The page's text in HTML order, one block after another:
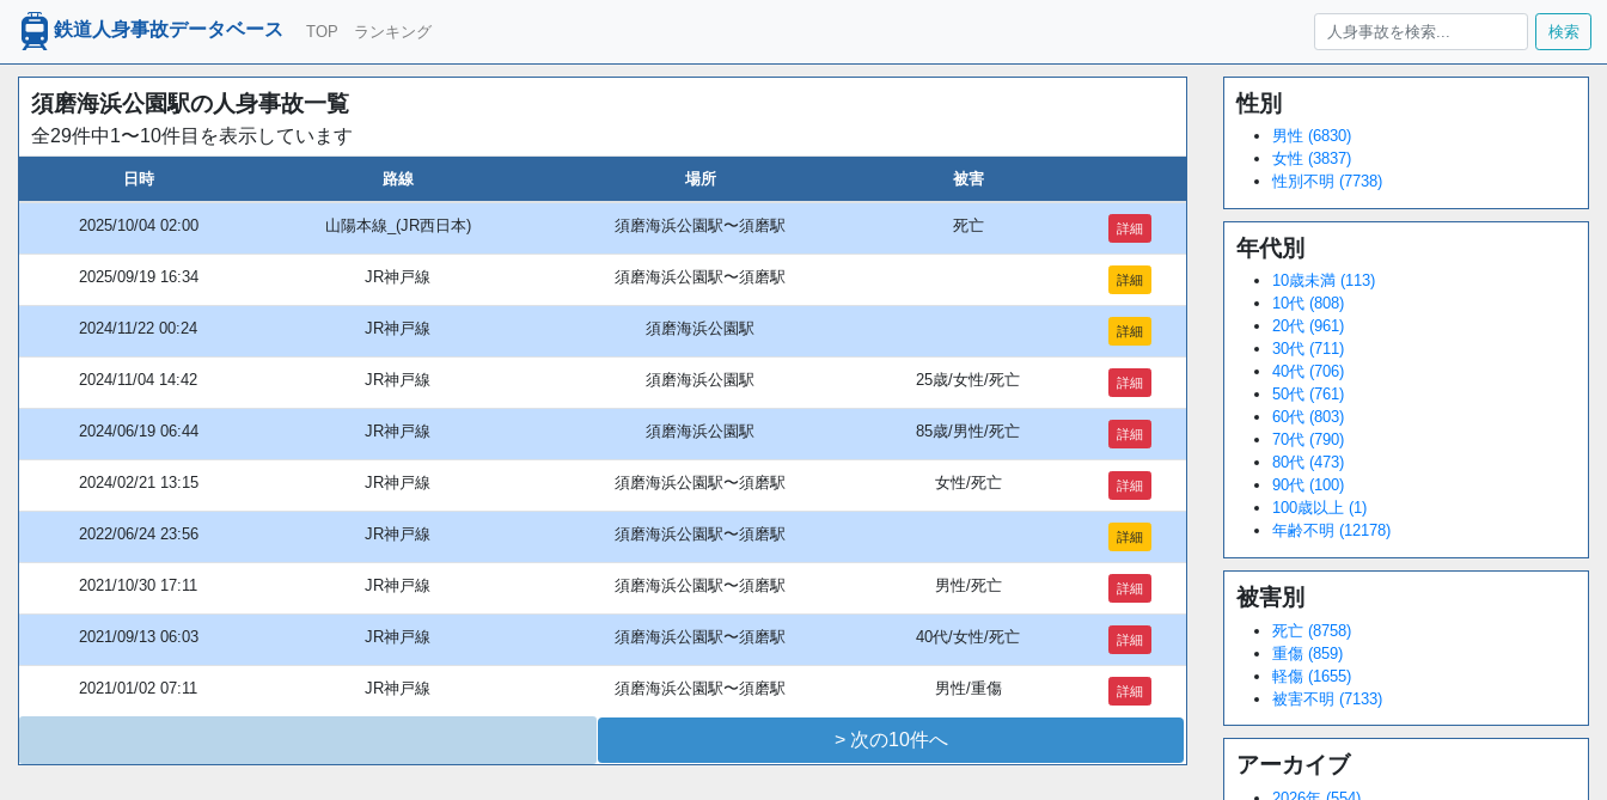
鉄道人身事故データベース TOP ランキング 検索
須磨海浜公園駅の人身事故一覧
全29件中1〜10件目を表示しています
日時 路線 場所 被害
2025/10/04 02:00 山陽本線_(JR西日本) 須磨海浜公園駅〜須磨駅 死亡 詳細
2025/09/19 16:34 JR神戸線 須磨海浜公園駅〜須磨駅 詳細
2024/11/22 00:24 JR神戸線 須磨海浜公園駅 詳細
2024/11/04 14:42 JR神戸線 須磨海浜公園駅 25歳/女性/死亡 詳細
2024/06/19 06:44 JR神戸線 須磨海浜公園駅 85歳/男性/死亡 詳細
2024/02/21 13:15 JR神戸線 須磨海浜公園駅〜須磨駅 女性/死亡 詳細
2022/06/24 23:56 JR神戸線 須磨海浜公園駅〜須磨駅 詳細
2021/10/30 17:11 JR神戸線 須磨海浜公園駅〜須磨駅 男性/死亡 詳細
2021/09/13 06:03 JR神戸線 須磨海浜公園駅〜須磨駅 40代/女性/死亡 詳細
2021/01/02 07:11 JR神戸線 須磨海浜公園駅〜須磨駅 男性/重傷 詳細
> 次の10件へ
Unmute
34.94%
性別
男性 (6830)
女性 (3837)
性別不明 (7738)
年代別
10歳未満 (113)
10代 (808)
20代 (961)
30代 (711)
40代 (706)
50代 (761)
60代 (803)
70代 (790)
80代 (473)
90代 (100)
100歳以上 (1)
年齢不明 (12178)
被害別
死亡 (8758)
重傷 (859)
軽傷 (1655)
被害不明 (7133)
アーカイブ